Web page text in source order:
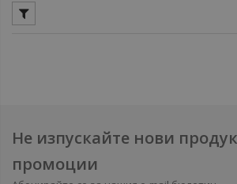
Не изпускайте нови
промоции